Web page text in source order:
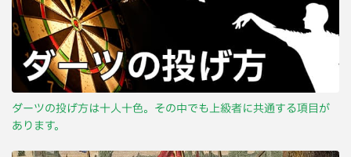
ダーツの投げ方は十人十色。その中でも上級者に共通する項目が
あります。